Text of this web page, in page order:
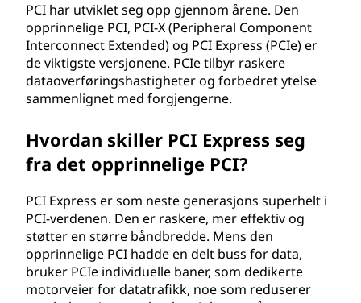
PCI har utviklet seg opp gjennom årene. Den
opprinnelige PCI, PCI-X (Peripheral Component
Interconnect Extended) og PCI Express (PCIe) er
de viktigste versjonene. PCIe tilbyr raskere
dataoverføringshastigheter og forbedret ytelse
sammenlignet med forgjengerne.
Hvordan skiller PCI Express seg
fra det opprinnelige PCI?
PCI Express er som neste generasjons superhelt i
PCI-verdenen. Den er raskere, mer effektiv og
støtter en større båndbredde. Mens den
opprinnelige PCI hadde en delt buss for data,
bruker PCIe individuelle baner, som dedikerte
motorveier for datatrafikk, noe som reduserer